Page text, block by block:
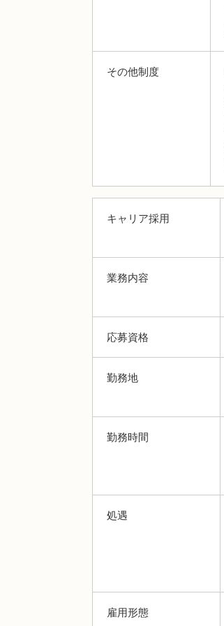
その他制度
キャリア採用
業務内容
応募資格
勤務地
勤務時間
処遇
雇用形態